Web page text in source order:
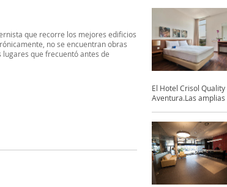
que recorre los mejores edificios
no se encuentran obras
que frecuentó antes de
El Hotel Crisol
Aventura.Las